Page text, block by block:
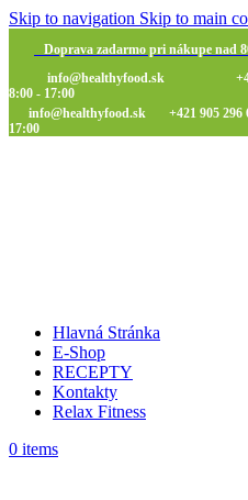
Skip to navigation Skip to main
Doprava zadarmo pri nákupe nad
info@healthyfood.sk
8:00 - 17:00
info@healthyfood.sk
+421 905
17:00
Hlavná Stránka
E-Shop
RECEPTY
Kontakty
Relax Fitness
0 items